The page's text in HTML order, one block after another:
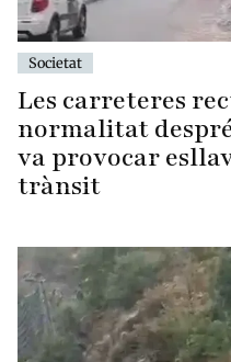
Societat
Les carreteres
normalitat
va provocar
trànsit